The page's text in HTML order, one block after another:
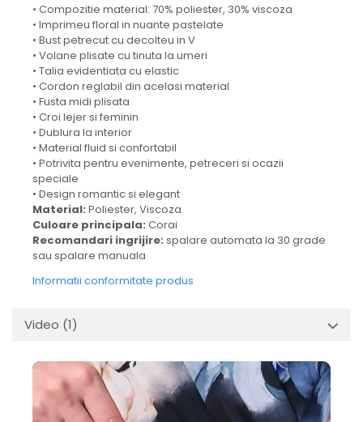
• Compozitie material: 70% poliester, 30% viscoza
• Imprimeu floral in nuante pastelate
• Bust petrecut cu decolteu in V
• Volane plisate cu tinuta la umeri
• Talia evidentiata cu elastic
• Cordon reglabil din acelasi material
• Fusta midi plisata
• Croi lejer si feminin
• Dublura la interior
• Material fluid si confortabil
• Potrivita pentru evenimente, petreceri si ocazii
speciale
• Design romantic si elegant
Material: Poliester, Viscoza
Culoare principala: Corai
Recomandari ingrijire: spalare automata la 30 grade
sau spalare manuala
Informatii conformitate produs
Video (1)